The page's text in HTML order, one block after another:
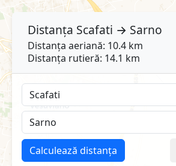
Distanța Scafati → Sarno
Distanța aeriană: 10.4 km
Distanța rutieră: 14.1 km
Calculează distanța